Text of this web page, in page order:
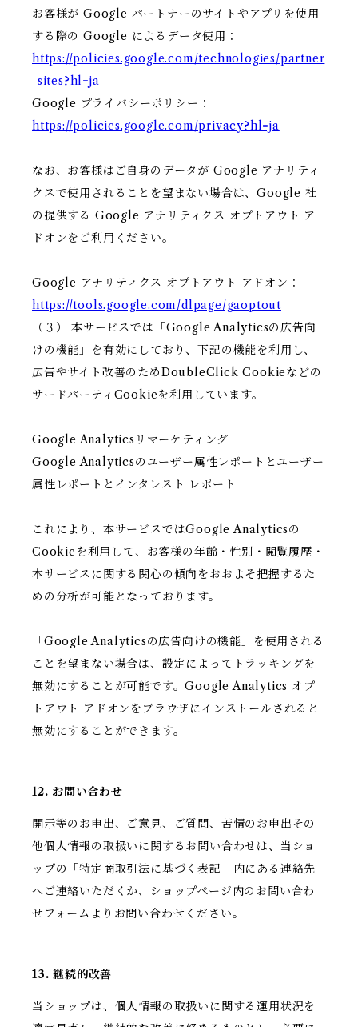
お客様が Google パートナーのサイトやアプリを使用
する際の Google によるデータ使用：
https://policies.google.com/technologies/partner
-sites?hl=ja
Google プライバシーポリシー：
https://policies.google.com/privacy?hl=ja
なお、お客様はご自身のデータが Google アナリティ
クスで使用されることを望まない場合は、Google 社
の提供する Google アナリティクス オプトアウト ア
ドオンをご利用ください。
Google アナリティクス オプトアウト アドオン：
https://tools.google.com/dlpage/gaoptout
（３） 本サービスでは「Google Analyticsの広告向
けの機能」を有効にしており、下記の機能を利用し、
広告やサイト改善のためDoubleClick Cookieなどの
サードパーティCookieを利用しています。
Google Analyticsリマーケティング
Google Analyticsのユーザー属性レポートとユーザー
属性レポートとインタレスト レポート
これにより、本サービスではGoogle Analyticsの
Cookieを利用して、お客様の年齢・性別・閲覧履歴・
本サービスに関する関心の傾向をおおよそ把握するた
めの分析が可能となっております。
「Google Analyticsの広告向けの機能」を使用される
ことを望まない場合は、設定によってトラッキングを
無効にすることが可能です。Google Analytics オプ
トアウト アドオンをブラウザにインストールされると
無効にすることができます。
12. お問い合わせ
開示等のお申出、ご意見、ご質問、苦情のお申出その
他個人情報の取扱いに関するお問い合わせは、当ショ
ップの「特定商取引法に基づく表記」内にある連絡先
へご連絡いただくか、ショップページ内のお問い合わ
せフォームよりお問い合わせください。
13. 継続的改善
当ショップは、個人情報の取扱いに関する運用状況を